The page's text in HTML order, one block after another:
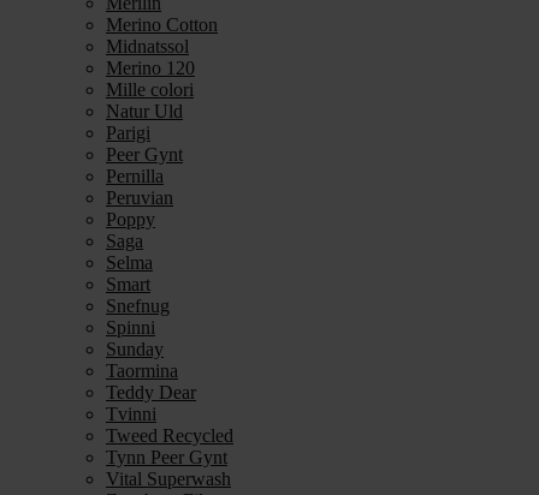
Merino Cotton
Midnatssol
Merino 120
Mille colori
Natur Uld
Parigi
Peer Gynt
Pernilla
Peruvian
Poppy
Saga
Selma
Smart
Snefnug
Spinni
Sunday
Taormina
Teddy Dear
Tvinni
Tweed Recycled
Tynn Peer Gynt
Vital Superwash